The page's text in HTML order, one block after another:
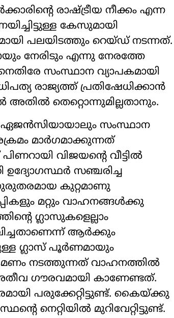
രാഷ്‌ട്രീയ നീക്കം എന്ന
കേസുമായി
പലയിടത്തും റെയ്ഡ് നടന്നത്.
നേരിടും എന്നു നേരത്തേ
സംസ്ഥാന വ്യാപകമായി
രാജ്യത്ത് പ്രതിഷേധിക്കാൻ
തെറ്റൊന്നുമില്ലതാനും.
ഏജൻസിയായാലും സംസ്ഥാന
മാർഗമാക്കുന്നത്
വിജയന്‍റെ വീട്ടിൽ
സഞ്ചരിച്ച
കുറ്റമാണു
മറ്റും വാഹനങ്ങൾക്കു
ഗ്ലാസുകളെല്ലാം
ആർക്കും
ഗ്ലാസ് പൂർണമായും
നടത്തുന്നത് വാഹനത്തിൽ
ഗൗരവമായി കാണേണ്ടത്.
പരുക്കേറ്റിട്ടുണ്ട്. കൈയ്ക്കു
നെറ്റിയിൽ മുറിവേറ്റിട്ടുണ്ട്.